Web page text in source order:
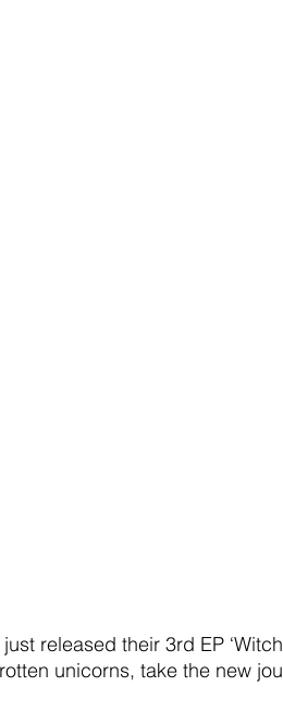
released their 3rd EP
unicorns, take the new